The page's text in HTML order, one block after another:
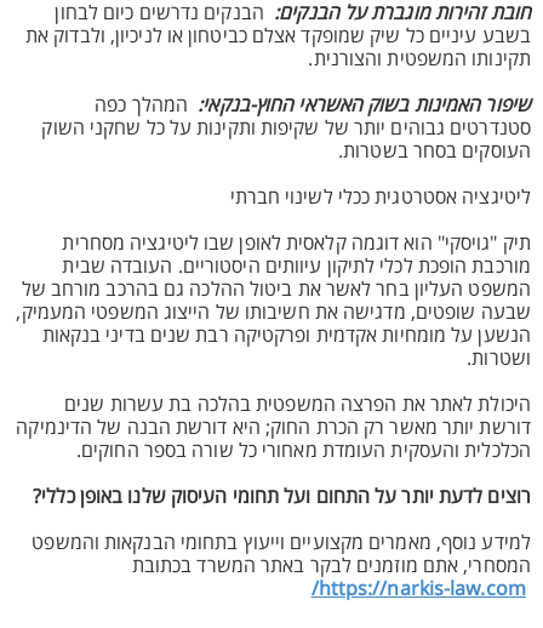
חובת זהירות מוגברת על הבנקים: הבנקים נדרשים כיום לבחון
בשבע עיניים כל שיק שמופקד אצלם כביטחון או לניכיון, ולבדוק את
תקינותו המשפטית והצורנית.
שיפור האמינות בשוק האשראי החוץ-בנקאי: המהלך כפה
סטנדרטים גבוהים יותר של שקיפות ותקינות על כל שחקני השוק
העוסקים בסחר בשטרות.
ליטיגציה אסטרטגית ככלי לשינוי חברתי
תיק "גויסקי" הוא דוגמה קלאסית לאופן שבו ליטיגציה מסחרית
מורכבת הופכת לכלי לתיקון עיוותים היסטוריים. העובדה שבית
המשפט העליון בחר לאשר את ביטול ההלכה גם בהרכב מורחב של
שבעה שופטים, מדגישה את חשיבותו של הייצוג המשפטי המעמיק,
הנשען על מומחיות אקדמית ופרקטיקה רבת שנים בדיני בנקאות
ושטרות.
היכולת לאתר את הפרצה המשפטית בהלכה בת עשרות שנים
דורשת יותר מאשר רק הכרת החוק; היא דורשת הבנה של הדינמיקה
הכלכלית והעסקית העומדת מאחורי כל שורה בספר החוקים.
רוצים לדעת יותר על התחום ועל תחומי העיסוק שלנו באופן כללי?
למידע נוסף, מאמרים מקצועיים וייעוץ בתחומי הבנקאות והמשפט
המסחרי, אתם מוזמנים לבקר באתר המשרד בכתובת
https://narkis-law.com/